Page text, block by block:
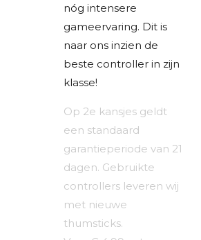
nóg intensere
gameervaring. Dit is
naar ons inzien de
beste controller in zijn
klasse!
Op 2e kansjes geldt
een standaard
garantieperiode van 21
dagen. Gebruikte
controllers leveren wij
met nieuwe
thumsticks.